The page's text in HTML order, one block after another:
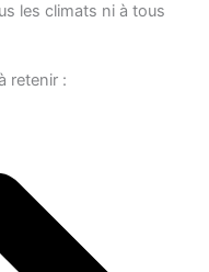
les climats ni à tous
retenir :